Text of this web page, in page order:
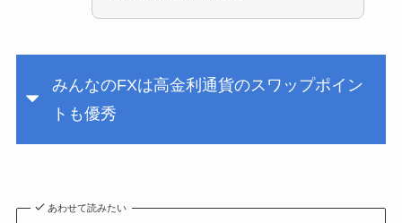
みんなのFXは高金利通貨のスワップポイン
トも優秀
あわせて読みたい